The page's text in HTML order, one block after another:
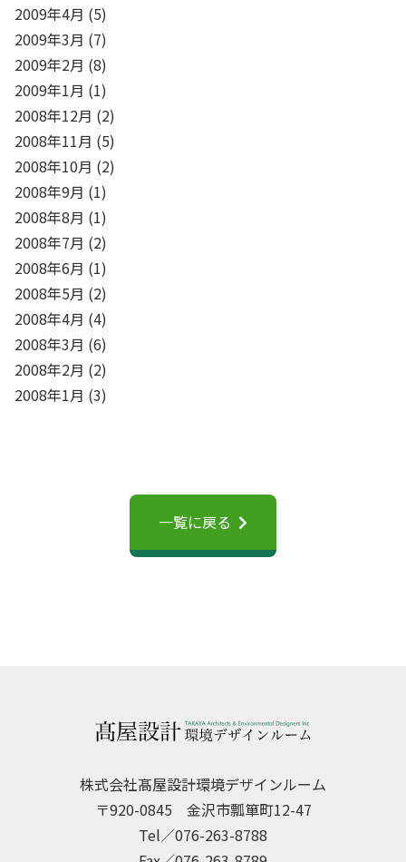
2009年4月 (5)
2009年3月 (7)
2009年2月 (8)
2009年1月 (1)
2008年12月 (2)
2008年11月 (5)
2008年10月 (2)
2008年9月 (1)
2008年8月 (1)
2008年7月 (2)
2008年6月 (1)
2008年5月 (2)
2008年4月 (4)
2008年3月 (6)
2008年2月 (2)
2008年1月 (3)
一覧に戻る
株式会社髙屋設計環境デザインルーム
〒920-0845 金沢市瓢箪町12-47
Tel／076-263-8788